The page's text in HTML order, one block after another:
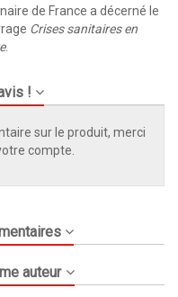
de France a décerné le
Crises sanitaires en
.
!
sur le produit, merci
compte.
auteur